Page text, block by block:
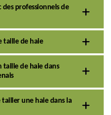
des professionnels de
taille de haie
taille de haie dans
tailler une haie dans la